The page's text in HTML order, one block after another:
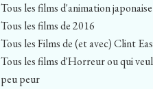
Tous les films d'animation
Tous les films de 2016
Tous les Films de (et avec) Clint
Tous les films d'Horreur ou qui
peu peur